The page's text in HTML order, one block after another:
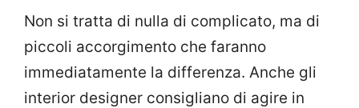
Non si tratta di nulla di complicato, ma di
piccoli accorgimento che faranno
immediatamente la differenza. Anche gli
interior designer consigliano di agire in